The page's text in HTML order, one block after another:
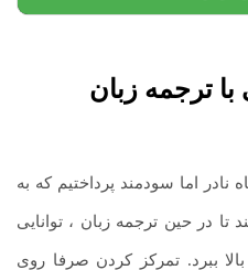
با ترجمه زبان
نادر اما سودمند پرداختیم که به
تا در حین ترجمه زبان ، توانایی
ببرد. تمرکز کردن صرفا روی